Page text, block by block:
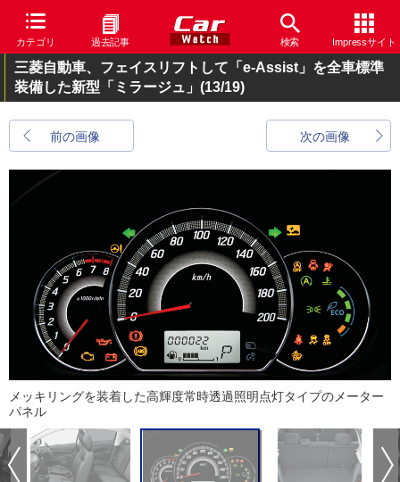
カテゴリ 過去記事 検索 Impressサイト
三菱自動車、フェイスリフトして「e-Assist」を全車標準
装備した新型「ミラージュ」 (13/19)
前の画像 次の画像
メッキリングを装着した高輝度常時透過照明点灯タイプのメーター
パネル